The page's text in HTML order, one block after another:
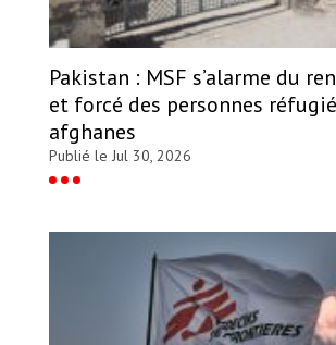
Pakistan : MSF s’alarme du
et forcé des personnes
afghanes
Publié le Jul 30, 2026